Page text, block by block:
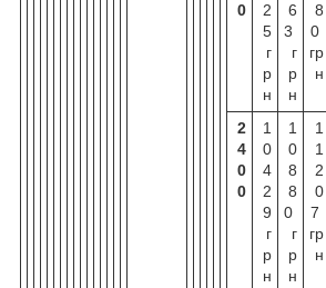
0
2
5
г
р
н
6
3
г
р
н
8
0
гр
н
2
4
0
0
1
0
4
2
9
г
р
н
1
0
8
8
0
г
р
н
1
1
2
0
7
гр
н